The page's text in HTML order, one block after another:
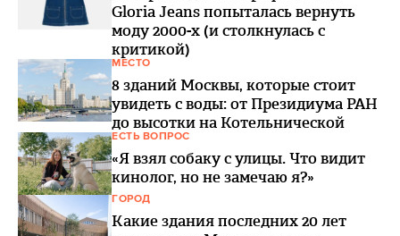
Gloria Jeans попыталась вернуть
моду 2000-х (и столкнулась с
критикой)
МЕСТО
8 зданий Москвы, которые стоит
увидеть с воды: от Президиума РАН
до высотки на Котельнической
ЕСТЬ ВОПРОС
«Я взял собаку с улицы. Что видит
кинолог, но не замечаю я?»
ГОРОД
Какие здания последних 20 лет